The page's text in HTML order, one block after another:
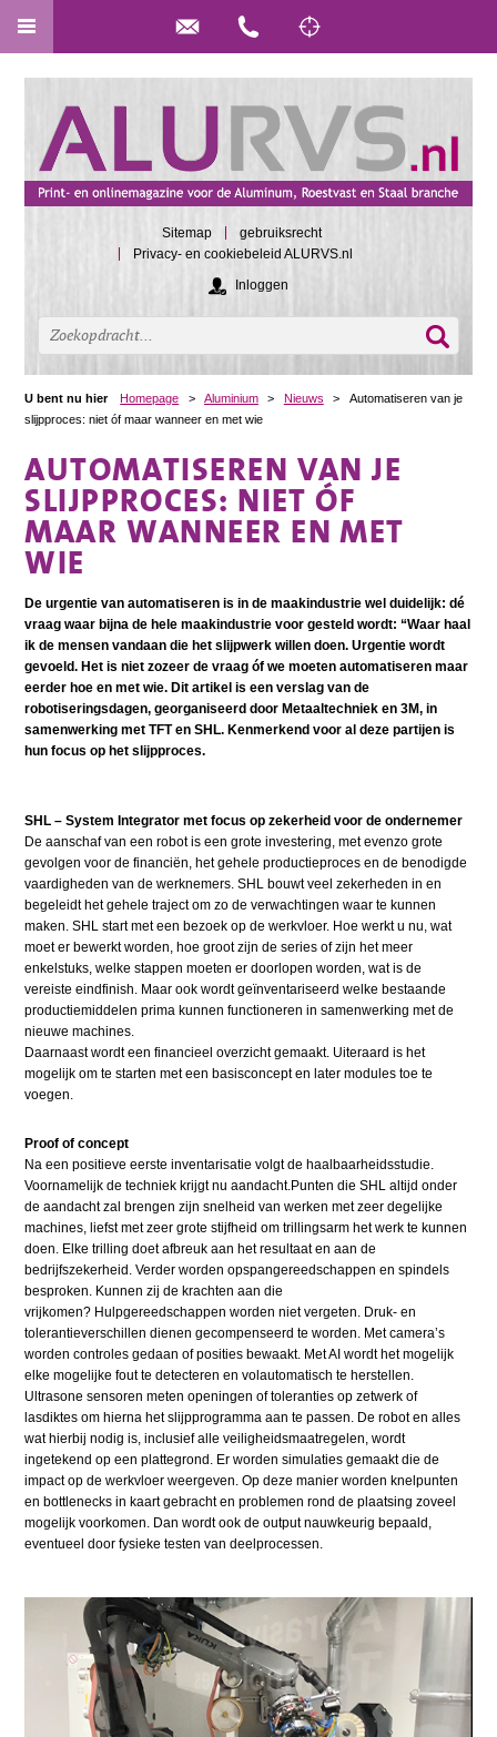
Sitemap
gebruiksrecht
Privacy- en cookiebeleid ALURVS.nl
Inloggen
U bent nu hier Homepage > Aluminium > Nieuws >
Automatiseren van je
slijpproces: niet óf maar wanneer en met wie
AUTOMATISEREN VAN JE
SLIJPPROCES: NIET ÓF
MAAR WANNEER EN MET
WIE
De urgentie van automatiseren is in de maakindustrie wel duidelijk: dé
vraag waar bijna de hele maakindustrie voor gesteld wordt: “Waar haal
ik de mensen vandaan die het slijpwerk willen doen. Urgentie wordt
gevoeld. Het is niet zozeer de vraag óf we moeten automatiseren maar
eerder hoe en met wie. Dit artikel is een verslag van de
robotiseringsdagen, georganiseerd door Metaaltechniek en 3M, in
samenwerking met TFT en SHL. Kenmerkend voor al deze partijen is
hun focus op het slijpproces.
SHL – System Integrator met focus op zekerheid voor de ondernemer
De aanschaf van een robot is een grote investering, met evenzo grote
gevolgen voor de financiën, het gehele productieproces en de benodigde
vaardigheden van de werknemers. SHL bouwt veel zekerheden in en
begeleidt het gehele traject om zo de verwachtingen waar te kunnen
maken. SHL start met een bezoek op de werkvloer. Hoe werkt u nu, wat
moet er bewerkt worden, hoe groot zijn de series of zijn het meer
enkelstuks, welke stappen moeten er doorlopen worden, wat is de
vereiste eindfinish. Maar ook wordt geïnventariseerd welke bestaande
productiemiddelen prima kunnen functioneren in samenwerking met de
nieuwe machines.
Daarnaast wordt een financieel overzicht gemaakt. Uiteraard is het
mogelijk om te starten met een basisconcept en later modules toe te
voegen.
Proof of concept
Na een positieve eerste inventarisatie volgt de haalbaarheidsstudie.
Voornamelijk de techniek krijgt nu aandacht.Punten die SHL altijd onder
de aandacht zal brengen zijn snelheid van werken met zeer degelijke
machines, liefst met zeer grote stijfheid om trillingsarm het werk te kunnen
doen. Elke trilling doet afbreuk aan het resultaat en aan de
bedrijfszekerheid. Verder worden opspangereedschappen en spindels
besproken. Kunnen zij de krachten aan die
vrijkomen? Hulpgereedschappen worden niet vergeten. Druk- en
tolerantieverschillen dienen gecompenseerd te worden. Met camera’s
worden controles gedaan of posities bewaakt. Met AI wordt het mogelijk
elke mogelijke fout te detecteren en volautomatisch te herstellen.
Ultrasone sensoren meten openingen of toleranties op zetwerk of
lasdiktes om hierna het slijpprogramma aan te passen. De robot en alles
wat hierbij nodig is, inclusief alle veiligheidsmaatregelen, wordt
ingetekend op een plattegrond. Er worden simulaties gemaakt die de
impact op de werkvloer weergeven. Op deze manier worden knelpunten
en bottlenecks in kaart gebracht en problemen rond de plaatsing zoveel
mogelijk voorkomen. Dan wordt ook de output nauwkeurig bepaald,
eventueel door fysieke testen van deelprocessen.